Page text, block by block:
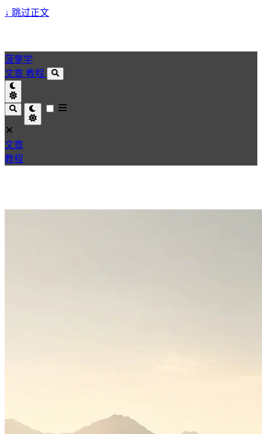
↓ 跳过正文
菠萝学
文章 教程
文章
教程